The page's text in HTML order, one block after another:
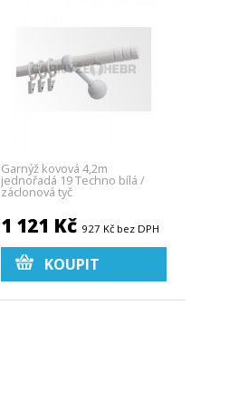
Garnýž kovová 4,2m
jednořadá 19 Techno bílá /
záclonová tyč
1 121 Kč 927 Kč bez DPH
KOUPIT